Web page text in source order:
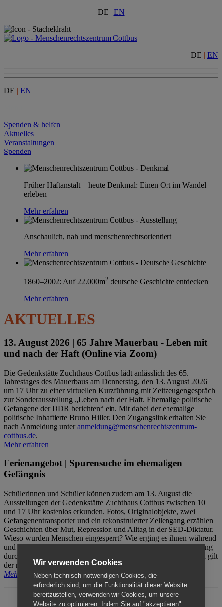
DE | EN
DE | EN
DE | EN
Spenden & helfen
Aktuelles
Veranstaltungen
Spenden
Früher Haftanstalt – heute Denkmal: Einen Ort im Wandel
erleben
Mehr erfahren
Anschaulich, nah und menschenrechtsorientiert
Mehr erfahren
1860–2002: Auf 22.000m2 deutsche Geschichte entdecken
Mehr erfahren
AKTUELLES
13. August 2026 | 65 Jahre Mauerbau - Leben mit
und nach der Haft (Online via Zoom)
Die Gedenkstätte Zuchthaus Cottbus lädt anlässlich des 65.
Jahrestages des Mauerbaus am Donnerstag, den 13. August 2026
um 17 Uhr zu einer virtuellen Kurzführung mit Zeitzeugengespräch
zur Sonderausstellung „Leben nach der Haft. Ehemalige politische
Gefangene der DDR berichten“ ein. Mit dabei der ehemalige
politische Inhaftierte Bruno Hiller. Den Zugangslink erhalten Sie
nach Anmeldung unteranmeldung@menschenrechtszentrum-
cottbus.de.
Mehr erfahren
Ferienangebot | Spurensuche im ehemaligen
Gefängnis
Schülerinnen und Schüler können zudem am 13. August die
Ausstellungen der Gedenkstätte Zuchthaus Cottbus zwischen 10
und 17 Uhr kostenlos erkunden. Fotos, Originalobjekte, zwei
Gefangenentransporter und ein rekonstruierter Zellengang erzählen
Geschichten über Mut, Repression und Alltag in der SED-Diktatur.
Wieso wurden Menschen eingesperrt? Wie erging es ihnen während
und nach der Haft? Der Besuch erfolgt individuell ohne Betreuung
durch das Menschenrechtszentrum Cottbus. Für Begleitpersonen gilt
der reguläre Eintritt (8€ / ermäßigt 5€).
Mehr erfahren
Wir verwenden Cookies
Neben technisch notwendigen Cookies, die
erforderlich sind, um die Funktionalität dieser Website
bereitzustellen, verwenden wir Cookies, um unsere
Website zu optimieren. Indem Sie auf "akzeptieren"